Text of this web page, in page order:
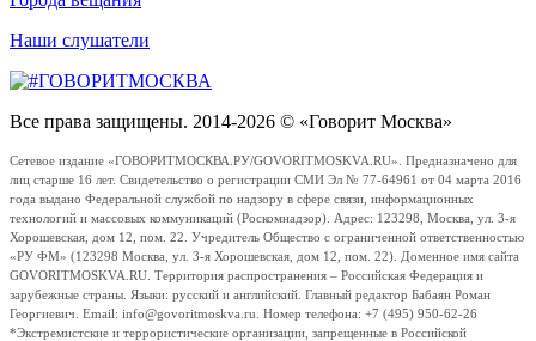
Наши слушатели
Все права защищены. 2014-2026 © «Говорит Москва»
Сетевое издание «ГОВОРИТМОСКВА.РУ/GOVORITMOSKVA.RU». Предназначено для
лиц старше 16 лет. Свидетельство о регистрации СМИ Эл № 77-64961 от 04 марта 2016
года выдано Федеральной службой по надзору в сфере связи, информационных
технологий и массовых коммуникаций (Роскомнадзор). Адрес: 123298, Москва, ул. 3-я
Хорошевская, дом 12, пом. 22. Учредитель Общество с ограниченной ответственностью
«РУ ФМ» (123298 Москва, ул. 3-я Хорошевская, дом 12, пом. 22). Доменное имя сайта
GOVORITMOSKVA.RU. Территория распространения – Российская Федерация и
зарубежные страны. Языки: русский и английский. Главный редактор Бабаян Роман
Георгиевич. Email: info@govoritmoskva.ru. Номер телефона: +7 (495) 950-62-26
*Экстремистские и террористические организации, запрещенные в Российской